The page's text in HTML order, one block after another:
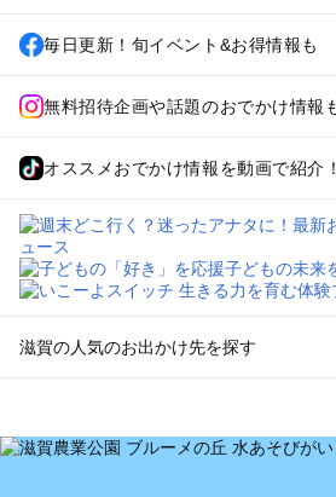
毎日更新！旬イベント&お得情報も
無料招待企画や話題のおでかけ情報
オススメおでかけ情報を動画で紹介！
滋賀の人気のお出かけ先を探す
を探す
草津・守山・近江八幡・栗東のプールお